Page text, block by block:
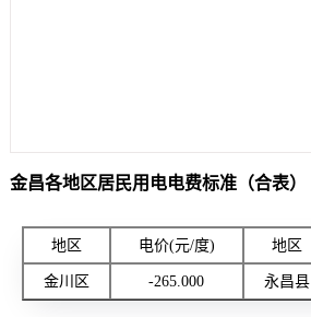
金昌各地区居民用电电费标准（合表）
地区 电价(元/度) 地区
金川区 -265.000 永昌县